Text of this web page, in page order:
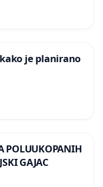
je planirano
POLUUKOPANIH
GAJAC